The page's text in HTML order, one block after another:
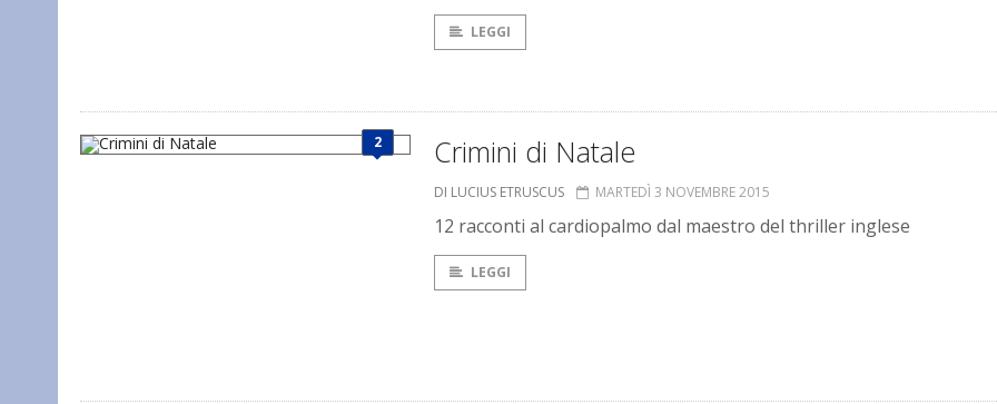
LEGGI
2 Crimini di Natale
DI LUCIUS ETRUSCUS MARTEDÌ 3 NOVEMBRE 2015
12 racconti al cardiopalmo dal maestro del thriller inglese
LEGGI